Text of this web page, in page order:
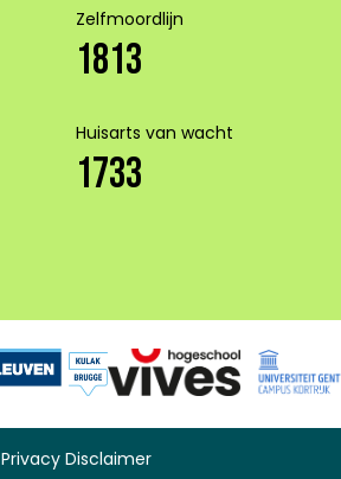
Zelfmoordlijn
1813
Huisarts van wacht
1733
Privacy Disclaimer